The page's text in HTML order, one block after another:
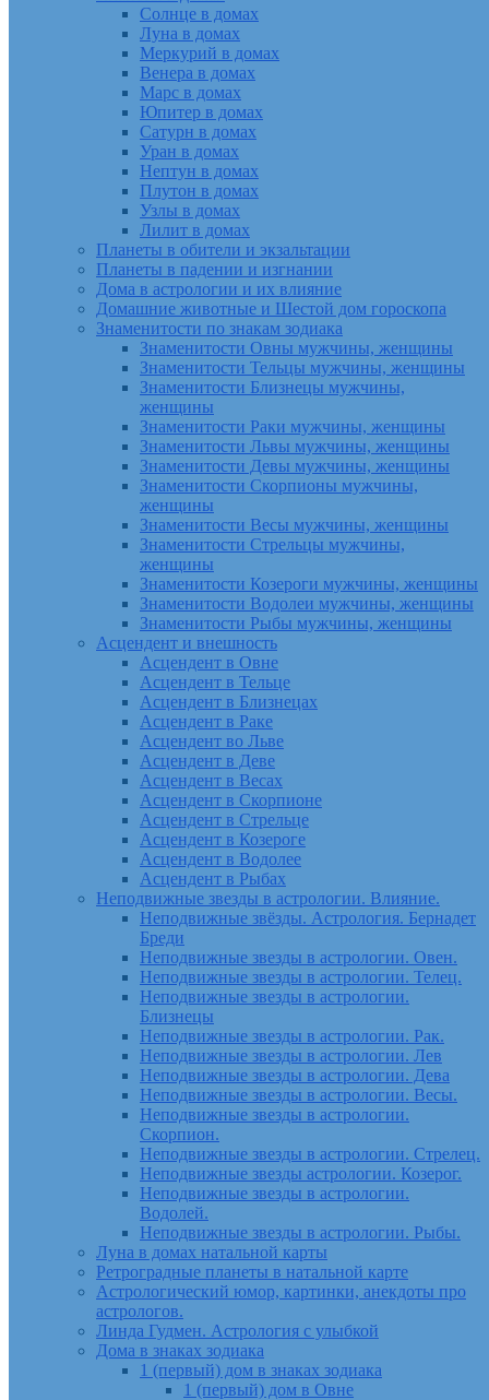
Солнце в домах
Луна в домах
Меркурий в домах
Венера в домах
Марс в домах
Юпитер в домах
Сатурн в домах
Уран в домах
Нептун в домах
Плутон в домах
Узлы в домах
Лилит в домах
Планеты в обители и экзальтации
Планеты в падении и изгнании
Дома в астрологии и их влияние
Домашние животные и Шестой дом гороскопа
Знаменитости по знакам зодиака
Знаменитости Овны мужчины, женщины
Знаменитости Тельцы мужчины, женщины
Знаменитости Близнецы мужчины,
женщины
Знаменитости Раки мужчины, женщины
Знаменитости Львы мужчины, женщины
Знаменитости Девы мужчины, женщины
Знаменитости Скорпионы мужчины,
женщины
Знаменитости Весы мужчины, женщины
Знаменитости Стрельцы мужчины,
женщины
Знаменитости Козероги мужчины, женщины
Знаменитости Водолеи мужчины, женщины
Знаменитости Рыбы мужчины, женщины
Асцендент и внешность
Асцендент в Овне
Асцендент в Тельце
Асцендент в Близнецах
Асцендент в Раке
Асцендент во Льве
Асцендент в Деве
Асцендент в Весах
Асцендент в Скорпионе
Асцендент в Стрельце
Асцендент в Козероге
Асцендент в Водолее
Асцендент в Рыбах
Неподвижные звезды в астрологии. Влияние.
Неподвижные звёзды. Астрология. Бернадет
Бреди
Неподвижные звезды в астрологии. Овен.
Неподвижные звезды в астрологии. Телец.
Неподвижные звезды в астрологии.
Близнецы
Неподвижные звезды в астрологии. Рак.
Неподвижные звезды в астрологии. Лев
Неподвижные звезды в астрологии. Дева
Неподвижные звезды в астрологии. Весы.
Неподвижные звезды в астрологии.
Скорпион.
Неподвижные звезды в астрологии. Стрелец.
Неподвижные звезды астрологии. Козерог.
Неподвижные звезды в астрологии.
Водолей.
Неподвижные звезды в астрологии. Рыбы.
Луна в домах натальной карты
Ретроградные планеты в натальной карте
Астрологический юмор, картинки, анекдоты про
астрологов.
Линда Гудмен. Астрология с улыбкой
Дома в знаках зодиака
1 (первый) дом в знаках зодиака
1 (первый) дом в Овне